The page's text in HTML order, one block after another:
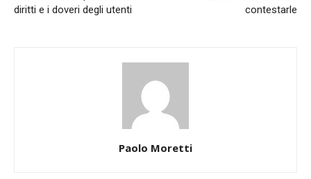
diritti e i doveri degli utenti
contestarle
Paolo Moretti